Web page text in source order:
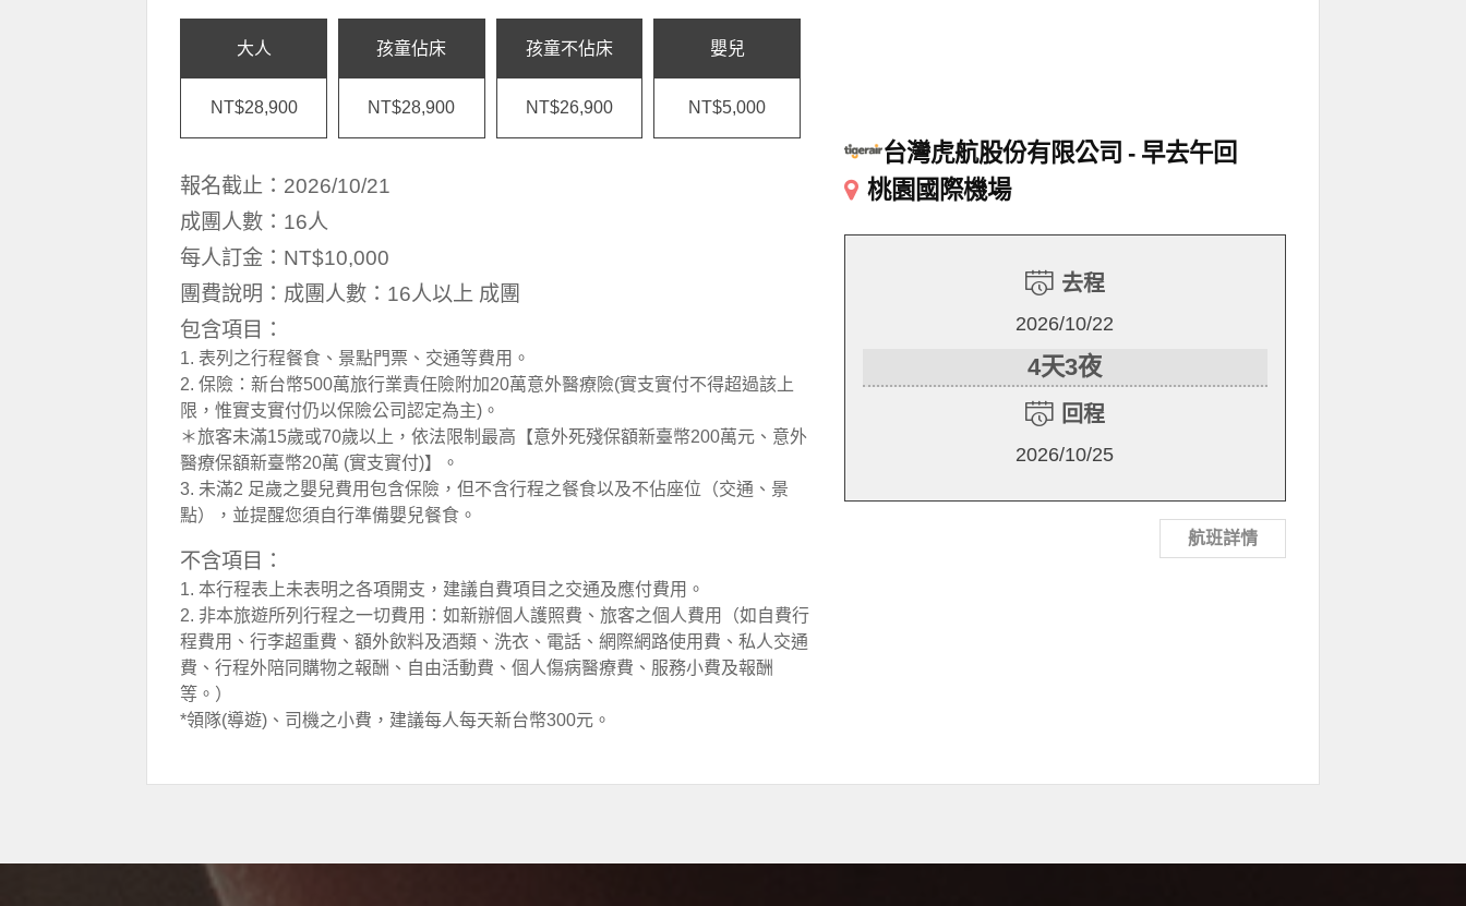
大人
NT$28,900
孩童佔床
NT$28,900
孩童不佔床
NT$26,900
嬰兒
NT$5,000
報名截止：2026/10/21
成團人數：16人
每人訂金：NT$10,000
團費說明：成團人數：16人以上 成團
包含項目：
1. 表列之行程餐食、景點門票、交通等費用。
2. 保險：新台幣500萬旅行業責任險附加20萬意外醫療險(實支實付不得超過該上
限，惟實支實付仍以保險公司認定為主)。
＊旅客未滿15歲或70歲以上，依法限制最高【意外死殘保額新臺幣200萬元、意外
醫療保額新臺幣20萬 (實支實付)】。
3. 未滿2 足歲之嬰兒費用包含保險，但不含行程之餐食以及不佔座位（交通、景
點），並提醒您須自行準備嬰兒餐食。
不含項目：
1. 本行程表上未表明之各項開支，建議自費項目之交通及應付費用。
2. 非本旅遊所列行程之一切費用：如新辦個人護照費、旅客之個人費用（如自費行
程費用、行李超重費、額外飲料及酒類、洗衣、電話、網際網路使用費、私人交通
費、行程外陪同購物之報酬、自由活動費、個人傷病醫療費、服務小費及報酬
等。）
*領隊(導遊)、司機之小費，建議每人每天新台幣300元。
台灣虎航股份有限公司
早去午回
桃園國際機場
去程
2026/10/22
4天3夜
回程
2026/10/25
航班詳情